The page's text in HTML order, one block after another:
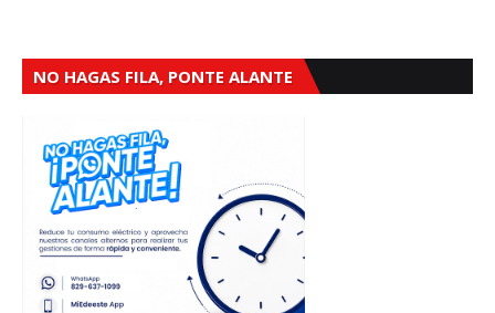
NO HAGAS FILA, PONTE ALANTE